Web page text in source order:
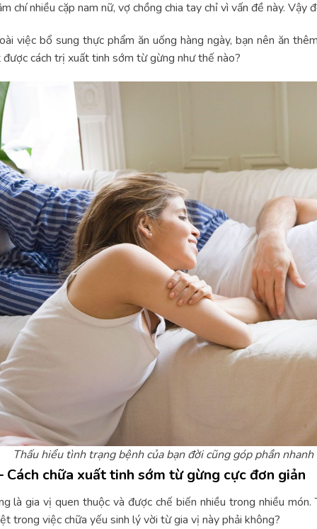
chí nhiều cặp nam nữ, vợ chồng chia tay chỉ vì vấn đề này. Vậy
việc bổ sung thực phẩm ăn uống hàng ngày, bạn nên ăn
cách trị xuất tinh sớm từ gừng như thế nào?
Thấu hiểu tình trạng bệnh của bạn đời cũng góp phần
Cách chữa xuất tinh sớm từ gừng cực đơn giản
là gia vị quen thuộc và được chế biến nhiều trong nhiều
trong việc chữa yếu sinh lý vời từ gia vị này phải không?